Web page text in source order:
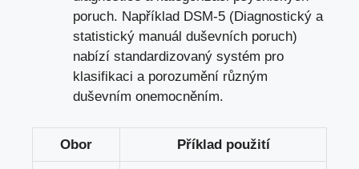
poruch. Například DSM-5 (Diagnostický a​
statistický manuál duševních poruch)
nabízí standardizovaný systém pro
klasifikaci a porozumění ⁤různým
duševním onemocněním.
Obor Příklad použití